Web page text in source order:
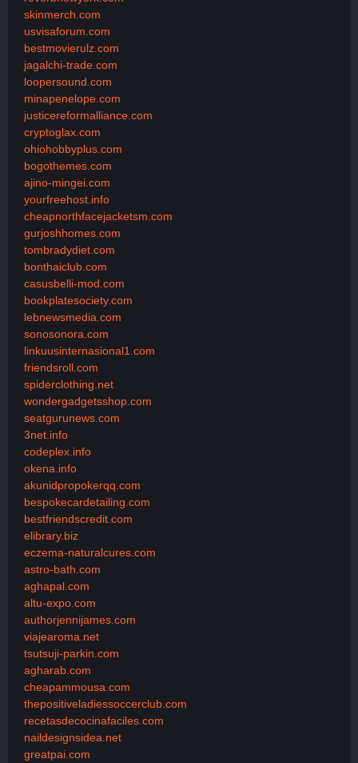
skinmerch.com
usvisaforum.com
bestmovierulz.com
jagalchi-trade.com
loopersound.com
minapenelope.com
justicereformalliance.com
cryptoglax.com
ohiohobbyplus.com
bogothemes.com
ajino-mingei.com
yourfreehost.info
cheapnorthfacejacketsm.com
gurjoshhomes.com
tombradydiet.com
bonthaiclub.com
casusbelli-mod.com
bookplatesociety.com
lebnewsmedia.com
sonosonora.com
linkuusinternasional1.com
friendsroll.com
spiderclothing.net
wondergadgetsshop.com
seatgurunews.com
3net.info
codeplex.info
okena.info
akunidpropokerqq.com
bespokecardetailing.com
bestfriendscredit.com
elibrary.biz
eczema-naturalcures.com
astro-bath.com
aghapal.com
altu-expo.com
authorjennijames.com
viajearoma.net
tsutsuji-parkin.com
agharab.com
cheapammousa.com
thepositiveladiessoccerclub.com
recetasdecocinafaciles.com
naildesignsidea.net
greatpai.com